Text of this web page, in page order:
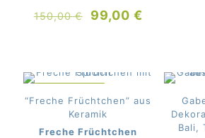
150,00€
Ursprünglicher
99,00 €
“Freche Früchtchen” aus
Keramik
Freche Früchtchen
Bali,